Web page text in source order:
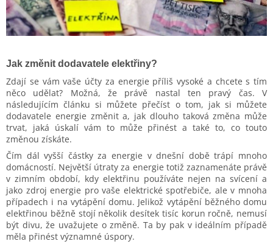
Jak změnit dodavatele elektřiny?
Zdají se vám vaše účty za energie příliš vysoké a chcete s tím
něco udělat? Možná, že právě nastal ten pravý čas. V
následujícím článku si můžete přečíst o tom, jak si můžete
dodavatele energie změnit a, jak dlouho taková změna může
trvat, jaká úskalí vám to může přinést a také to, co touto
změnou získáte.
Čím dál vyšší částky za energie v dnešní době trápí mnoho
domácností. Největší útraty za energie totiž zaznamenáte právě
v zimním období, kdy elektřinu používáte nejen na svícení a
jako zdroj energie pro vaše elektrické spotřebiče, ale v mnoha
případech i na vytápění domu. Jelikož vytápění běžného domu
elektřinou běžně stojí několik desítek tisíc korun ročně, nemusí
být divu, že uvažujete o změně. Ta by pak v ideálním případě
měla přinést významné úspory.